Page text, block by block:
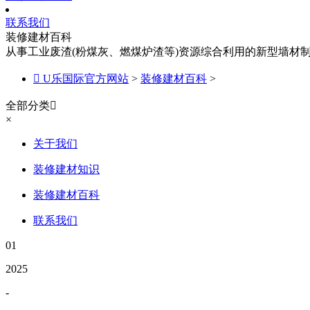
联系我们
装修建材百科
从事工业废渣(粉煤灰、燃煤炉渣等)资源综合利用的新型墙材
 U乐国际官方网站 > 装修建材百科 >
全部分类
×
关于我们
装修建材知识
装修建材百科
联系我们
01
2025
-